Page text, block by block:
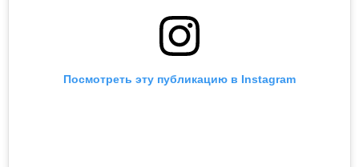
Посмотреть эту публикацию в Instagram